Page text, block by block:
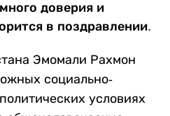
доверия и
в поздравлении.
Эмомали Рахмон
социально-
условиях